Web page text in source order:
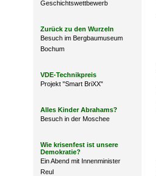
Geschichtswettbewerb
Zurück zu den Wurzeln
Besuch im Bergbaumuseum
Bochum
VDE-Technikpreis
Projekt "Smart BriXX"
Alles Kinder Abrahams?
Besuch in der Moschee
Wie krisenfest ist unsere
Demokratie?
Ein Abend mit Innenminister
Reul